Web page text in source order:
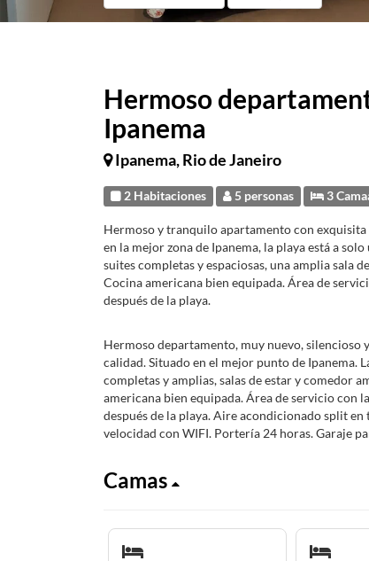
Hermoso
Ipanema
Ipanema, Rio de Janeiro
2 Habitaciones 5 personas 3
Hermoso y tranquilo apartamento con
en la mejor zona de Ipanema, la playa está a
suites completas y espaciosas, una amplia sala
Cocina americana bien equipada. Área de
después de la playa.
Hermoso departamento, muy nuevo,
calidad. Situado en el mejor punto de Ipanema.
completas y amplias, salas de estar y comedor
americana bien equipada. Área de servicio con
después de la playa. Aire acondicionado split
velocidad con WIFI. Portería 24 horas. Garaje
Camas